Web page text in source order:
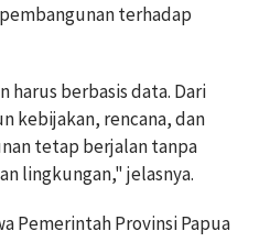
terhadap
harus berbasis data. Dari
kebijakan, rencana, dan
tetap berjalan tanpa
lingkungan," jelasnya.
Pemerintah Provinsi Papua